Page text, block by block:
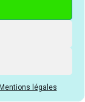
légales
: comment
modèle